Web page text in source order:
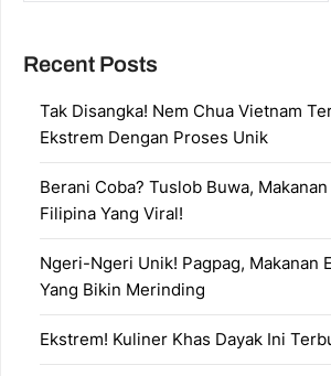
Recent Posts
Tak Disangka! Nem Chua Vietnam
Ekstrem Dengan Proses Unik
Berani Coba? Tuslob Buwa,
Filipina Yang Viral!
Ngeri-Ngeri Unik! Pagpag, Makanan
Yang Bikin Merinding
Ekstrem! Kuliner Khas Dayak Ini